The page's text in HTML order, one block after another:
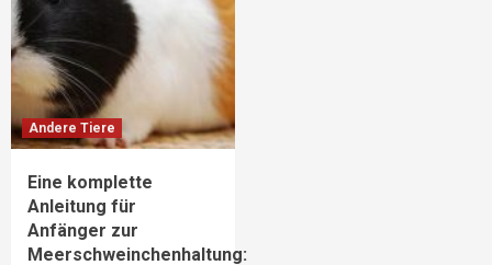
Andere Tiere
Eine komplette
Anleitung für
Anfänger zur
Meerschweinchenhaltung: